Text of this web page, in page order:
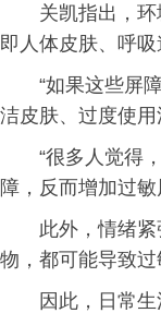
关凯指出，
即人体皮肤、呼吸
“如果这些屏
洁皮肤、过度使
“很多人觉得
障，反而增加过
此外，情绪
物，都可能导致过
因此，日常